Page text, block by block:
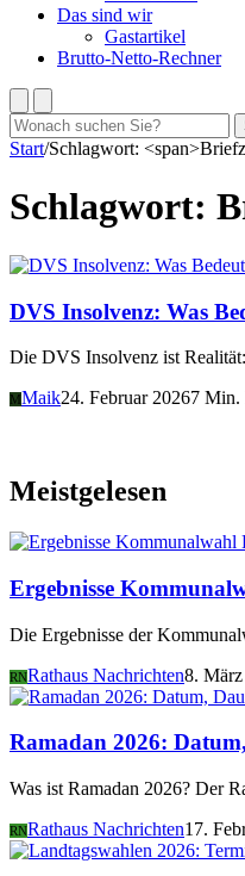
Das sind wir
Gastartikel
Brutto-Netto-Rechner
Suchen
nach:
Start/Schlagwort:
Schlagwort:
DVS Insolvenz: Was
Die DVS Insolvenz ist
M Maik24. Februar 20267 Min.
Meistgelesen
Ergebnisse
Die Ergebnisse der
RNRathaus Nachrichten8.
Ramadan 2026:
Was ist Ramadan 2026? Der
RNRathaus Nachrichten17.